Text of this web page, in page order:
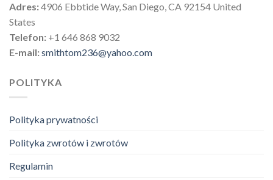
Adres:4906 Ebbtide Way, San Diego, CA 92154 United
States
Telefon: +1 646 868 9032
E-mail:smithtom236@yahoo.com
POLITYKA
Polityka prywatności
Polityka zwrotów i zwrotów
Regulamin